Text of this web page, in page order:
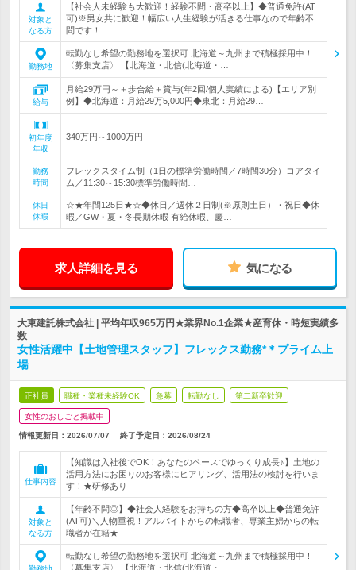
対象と
なる方
【社会人未経験も大歓迎！経験不問・高卒以上】◆普通免許(AT
可)※男女共に歓迎！幅広い人生経験が活きる仕事なので年齢不
問です！
勤務地
転勤なし希望の勤務地を選択可 北海道～九州まで積極採用中！
〈募集支店〉 【北海道・北信(北海道・…
給与
月給29万円～＋歩合給＋賞与(年2回/個人実績による)【エリア別
例】◆北海道：月給29万5,000円◆東北：月給29…
初年度
年収
340万円～1000万円
勤務
時間
フレックスタイム制（1日の標準労働時間／7時間30分）コアタイ
ム／11:30～15:30標準労働時間…
休日
休暇
☆★年間125日★☆◆休日／週休２日制(※原則土日）・祝日◆休
暇／GW・夏・冬長期休暇 有給休暇、慶…
求人詳細を見る 気になる
大東建託株式会社 | 平均年収965万円★業界No.1企業★産育休・時短実績多
数
女性活躍中【土地管理スタッフ】フレックス勤務*＊プライム上
場
正社員 職種・業種未経験OK 急募 転勤なし 第二新卒歓迎
女性のおしごと掲載中
情報更新日：2026/07/07 終了予定日： 2026/08/24
仕事内容
【知識は入社後でOK！あなたのペースでゆっくり成長♪】土地の
活用方法にお困りのお客様にヒアリング、活用法の検討を行いま
す！★研修あり
対象と
なる方
【年齢不問◎】◆社会人経験をお持ちの方◆高卒以上◆普通免許
(AT可)＼人物重視！アルバイトからの転職者、専業主婦からの転
職者が在籍★
転勤なし希望の勤務地を選択可 北海道～九州まで積極採用中！
〈募集支店〉 【北海道・北信(北海道・…